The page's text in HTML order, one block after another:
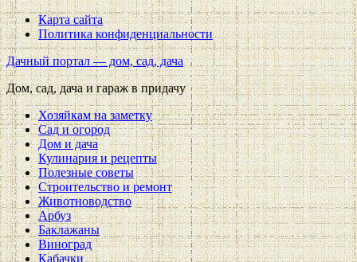
Карта сайта
Политика конфиденциальности
Дачный портал — дом, сад, дача
Дом, сад, дача и гараж в придачу
Хозяйкам на заметку
Сад и огород
Дом и дача
Кулинария и рецепты
Полезные советы
Строительство и ремонт
Животноводство
Арбуз
Баклажаны
Виноград
Кабачки